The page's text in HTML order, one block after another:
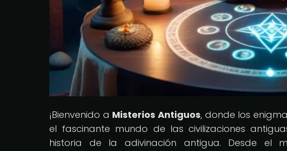
¡Bienvenido a Misterios Antiguos, donde los
el fascinante mundo de las civilizaciones
historia de la adivinación antigua. Desde el